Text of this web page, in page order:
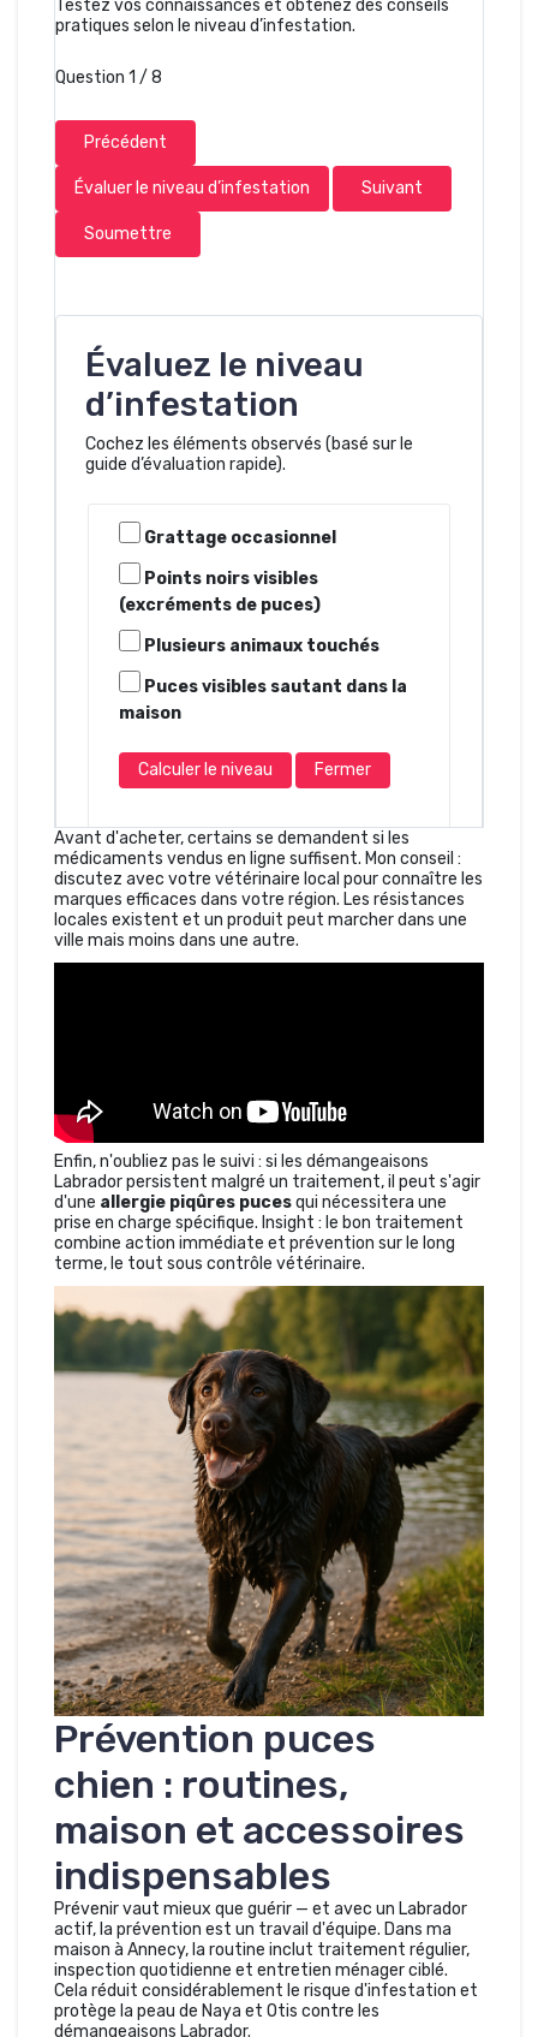
Testez vos connaissances et obtenez des conseils
pratiques selon le niveau d’infestation.
Question 1 / 8
Précédent
Évaluer le niveau d’infestation Suivant
Soumettre
Évaluez le niveau
d’infestation
Cochez les éléments observés (basé sur le
guide d’évaluation rapide).
Checklist d’infestation
Grattage occasionnel
Points noirs visibles
(excréments de puces)
Plusieurs animaux touchés
Puces visibles sautant dans la
maison
Calculer le niveau Fermer
Avant d'acheter, certains se demandent si les
médicaments vendus en ligne suffisent. Mon conseil :
discutez avec votre vétérinaire local pour connaître les
marques efficaces dans votre région. Les résistances
locales existent et un produit peut marcher dans une
ville mais moins dans une autre.
Enfin, n'oubliez pas le suivi : si les démangeaisons
Labrador persistent malgré un traitement, il peut s'agir
d'une allergie piqûres pucesqui nécessitera une
prise en charge spécifique. Insight : le bon traitement
combine action immédiate et prévention sur le long
terme, le tout sous contrôle vétérinaire.
Prévention puces
chien : routines,
maison et accessoires
indispensables
Prévenir vaut mieux que guérir — et avec un Labrador
actif, la prévention est un travail d'équipe. Dans ma
maison à Annecy, la routine inclut traitement régulier,
inspection quotidienne et entretien ménager ciblé.
Cela réduit considérablement le risque d'infestation et
protège la peau de Naya et Otis contre les
démangeaisons Labrador.